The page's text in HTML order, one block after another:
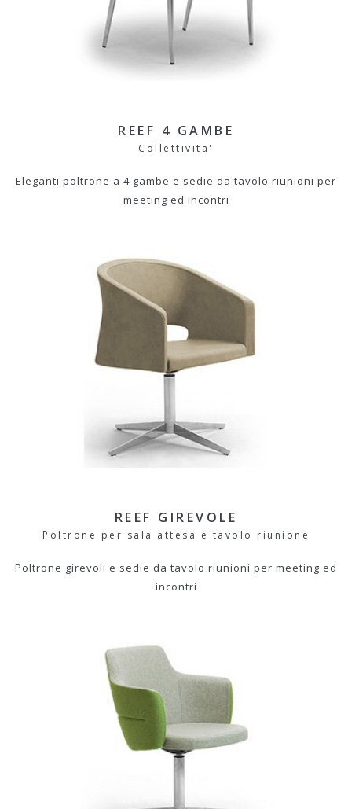
REEF 4 GAMBE
Collettivita'
Eleganti poltrone a 4 gambe e sedie da tavolo riunioni per
meeting ed incontri
REEF GIREVOLE
Poltrone per sala attesa e tavolo riunione
Poltrone girevoli e sedie da tavolo riunioni per meeting ed
incontri